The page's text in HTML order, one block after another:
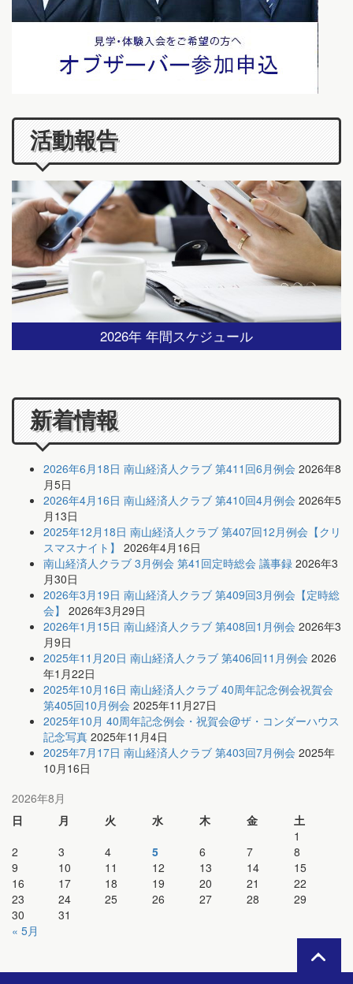
活動報告
2026年 年間スケジュール
新着情報
2026年6月18日 南山経済人クラブ 第411回6月例会 2026年8
月5日
2026年4月16日 南山経済人クラブ 第410回4月例会 2026年5
月13日
2025年12月18日 南山経済人クラブ 第407回12月例会【クリ
スマスナイト】 2026年4月16日
南山経済人クラブ 3月例会 第41回定時総会 議事録 2026年3
月30日
2026年3月19日 南山経済人クラブ 第409回3月例会【定時総
会】 2026年3月29日
2026年1月15日 南山経済人クラブ 第408回1月例会 2026年3
月9日
2025年11月20日 南山経済人クラブ 第406回11月例会 2026
年1月22日
2025年10月16日 南山経済人クラブ 40周年記念例会祝賀会
第405回10月例会 2025年11月27日
2025年10月 40周年記念例会・祝賀会@ザ・コンダーハウス
記念写真 2025年11月4日
2025年7月17日 南山経済人クラブ 第403回7月例会 2025年
10月16日
2026年8月
日
月 火 水 木 金
土
1
2
3 4 5 6 7
8
9
10 11 12 13 14
15
16
17 18 19 20 21
22
23
24 25 26 27 28
29
30
31
« 5月